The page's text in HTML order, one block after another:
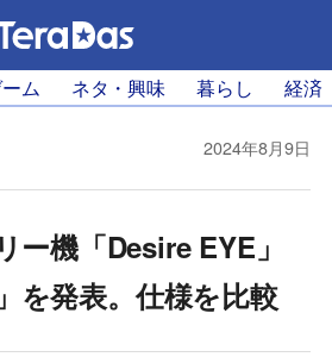
ム ネタ・興味 暮らし 経済
2024年8月9日
ー機「Desire EYE」
を発表。仕様を比較